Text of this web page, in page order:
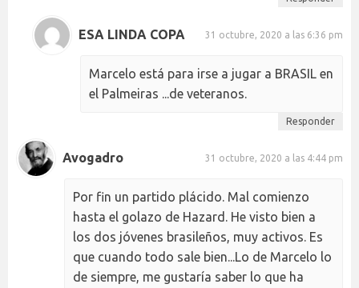
ESA LINDA COPA 31 octubre, 2020 a las 6:36 pm
Marcelo está para irse a jugar a BRASIL en
el Palmeiras ...de veteranos.
Responder
Avogadro 31 octubre, 2020 a las 4:44 pm
Por fin un partido plácido. Mal comienzo
hasta el golazo de Hazard. He visto bien a
los dos jóvenes brasileños, muy activos. Es
que cuando todo sale bien...Lo de Marcelo lo
de siempre, me gustaría saber lo que ha